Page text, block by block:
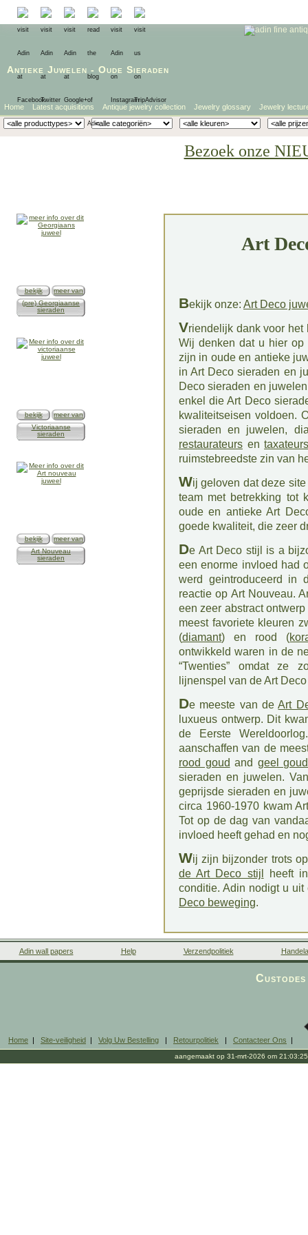
Antieke Juwelen - Oude Sieraden
Home Latest acquisitions Antique jewelry collection Jewelry glossary Jewelry
Bezoek onze
Art
Bekijk onze: Art Deco
Vriendelijk dank voor het
Wij denken dat u hier op
zijn in oude en antieke
in Art Deco sieraden en
Deco sieraden en
enkel die Art Deco
kwaliteitseisen voldoen.
sieraden en juwelen,
restaurateurs en
ruimstebreedste zin van
Wij geloven dat deze
team met betrekking tot
oude en antieke Art
goede kwaliteit, die zeer
De Art Deco stijl is a
een enorme invloed had
werd geintroduceerd in
reactie op Art Nouveau.
een zeer abstract
meest favoriete kleuren
(diamant) en rood (
ontwikkeld waren in de
“Twenties” omdat ze
lijnenspel van de Art
De meeste van deArt
luxueus ontwerp. Dit
de Eerste
aanschaffen van de
rood goud and geel goud
sieraden en juwelen.
geprijsde sieraden en
circa 1960-1970 kwam
Tot op de dag van
invloed heeft gehad en
Wij zijn bijzonder trots
de Art Deco stijl
heeft
conditie. Adin nodigt u
Deco beweging.
bekijk
meer van
(pre) Georgiaanse
sieraden
bekijk
meer van
Victoriaanse
sieraden
bekijk
meer van
Art Nouveau
sieraden
Adin wall papers Help Verzendpolitiek
Home | Site-veiligheid | Volg Uw Bestelling | Retourpolitiek | Contacteer Ons |
aangemaakt op 31-mrt-2026 om